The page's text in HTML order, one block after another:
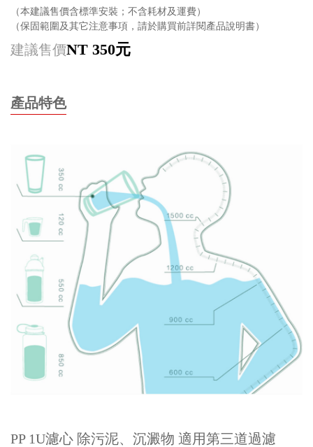
（本建議售價含標準安裝；不含耗材及運費）
（保固範圍及其它注意事項，請於購買前詳閱產品說明書）
建議售價NT 350元
產品特色
PP 1U濾心 除污泥、沉澱物 適用第三道過濾